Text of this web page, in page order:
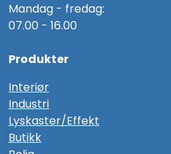
Mandag - fredag:
07.00 - 16.00
Produkter
Interiør
Industri
Lyskaster/Effekt
Butikk